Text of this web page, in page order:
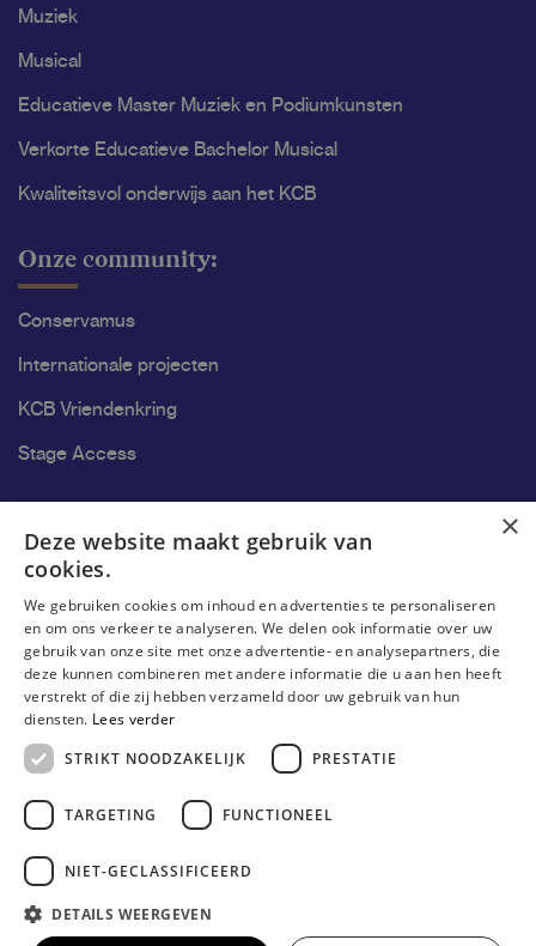
Muziek
Musical
Educatieve Master Muziek en Podiumkunsten
Verkorte Educatieve Bachelor Musical
Kwaliteitsvol onderwijs aan het KCB
Onze community:
Conservamus
Internationale projecten
KCB Vriendenkring
Stage Access
Onderzoek
Onderzoeksgroepen
Onderzoekers
Onderzoeker worden
© Erasmushogeschool Brussel 2026
×
Deze website maakt gebruik van
cookies.
We gebruiken cookies om inhoud en advertenties te personaliseren
en om ons verkeer te analyseren. We delen ook informatie over uw
gebruik van onze site met onze advertentie- en analysepartners, die
deze kunnen combineren met andere informatie die u aan hen heeft
verstrekt of die zij hebben verzameld door uw gebruik van hun
diensten. Lees verder
STRIKT NOODZAKELIJK
PRESTATIE
TARGETING FUNCTIONEEL
NIET-GECLASSIFICEERD
DETAILS WEERGEVEN